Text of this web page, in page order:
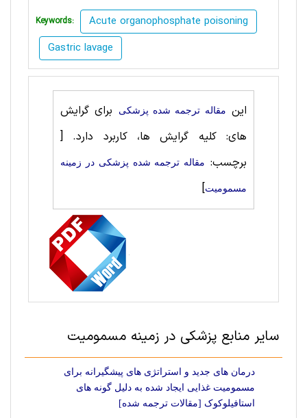
Keywords:
Acute organophosphate poisoning
Gastric lavage
این مقاله ترجمه شده پزشکی
برای گرایش
های: کلیه گرایش ها، کاربرد دارد. [
برچسب: مقاله ترجمه شده پزشکی در زمینه
مسمومیت]
سایر منابع پزشکی در زمینه مسمومیت
درمان های جدید و استراتژی های پیشگیرانه برای
مسمومیت غذایی ایجاد شده به دلیل گونه های
استافیلوکوک [مقالات ترجمه شده]